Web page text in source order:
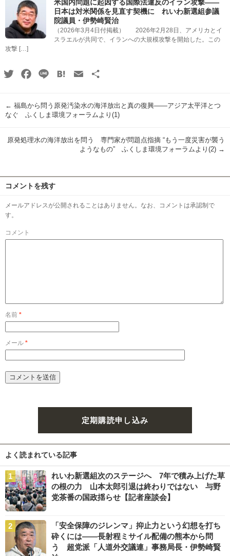
米国内問題に起因する国際法違反のイラン攻撃――
日本は対米関係を見直す契機に れいわ新選組参議
院議員・伊勢崎賢治
（2026年3月4日付掲載） 2026年2月28日、アメリカとイ
スラエルが共同で、イランへの大規模攻撃を開始した。この
攻撃 […]
TwitterFacebook
Line HatenaEmail
← 福島から問う原発汚染水の海洋放出と真の復興――アジア太平洋とつ
なぐ ふくしま環境フォーラムより(1)
原発処理水の海洋放出を問う 専門家が問題点指摘 “もう一度災害が襲う
ようなもの” ふくしま環境フォーラムより(2) →
コメントを残す
メールアドレスが公開されることはありません。なお、コメントは承認制で
す。
コメント
名前 *
メール *
定期購読申し込み
よく読まれている記事
れいわ新選組次のステージへ 7年で積み上げた草
の根の力 山本太郎引退は終わりではない 与野
党茶番の国政揺らせ【記者座談会】
「安全保障のジレンマ」抑止力という幻想を打ち
砕くには――長射程ミサイル配備の熊本から問
う 超党派「人道外交議連」事務局長・伊勢崎賢